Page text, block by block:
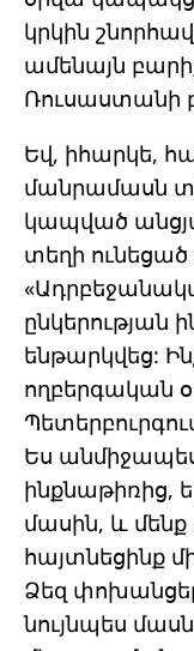
կրկին
ամենայն
Ռուսաստանի
Եվ, իհարկե,
մանրամասն
կապված
տեղի ունեցած
ընկերության
ենթարկվեց:
ողբերգական
Ես
ինքնաթիռից,
մասին, և մենք
հայտնեցինք
Ձեզ փոխանցել
նույնպես